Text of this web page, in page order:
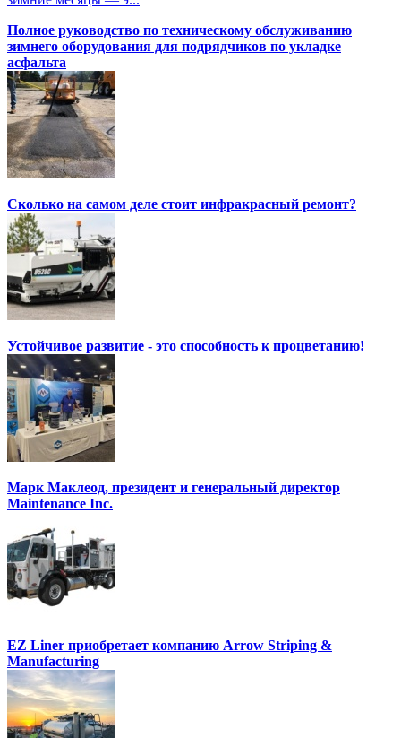
Полное руководство по техническому обслуживанию
зимнего оборудования для подрядчиков по укладке
асфальта
Сколько на самом деле стоит инфракрасный ремонт?
Устойчивое развитие - это способность к процветанию!
Марк Маклеод, президент и генеральный директор
Maintenance Inc.
EZ Liner приобретает компанию Arrow Striping &
Manufacturing